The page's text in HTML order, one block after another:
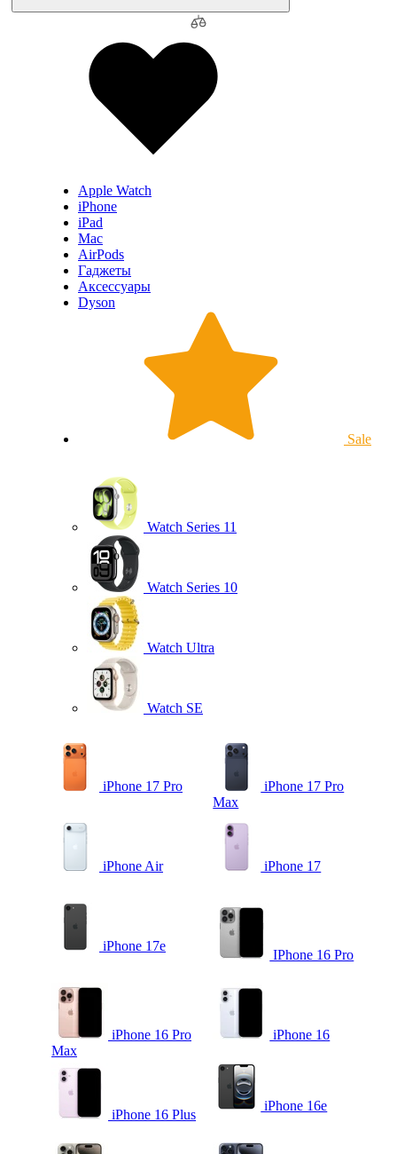
Apple Watch
iPhone
iPad
Mac
AirPods
Гаджеты
Аксессуары
Dyson
Sale
Watch Series 11
Watch Series 10
Watch Ultra
Watch SE
iPhone 17 Pro
iPhone 17 Pro
Max
iPhone Air iPhone 17
iPhone 17e
IPhone 16 Pro
iPhone 16 Pro
Max
iPhone 16
iPhone 16 Plus
iPhone 16e